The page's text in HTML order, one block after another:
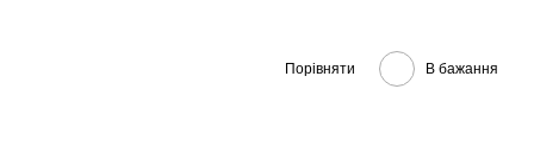
Порівняти В бажання